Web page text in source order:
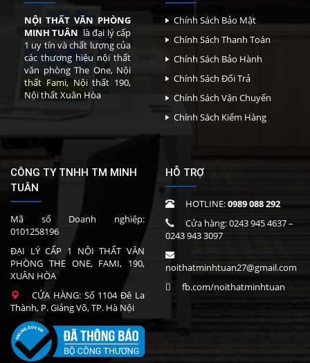
NỘI THẤT VĂN PHÒNG
MINH TUÂN là đại lý cấp
1 uy tín và chất lượng của
các thương hiệu nội thất
văn phòng The One, Nội
thất Fami, Nội thất 190,
Nội thất Xuân Hòa
Chính Sách Bảo Mật
Chính Sách Thanh Toán
Chính Sách Bảo Hành
Chính Sách Đổi Trả
Chính Sách Vận Chuyển
Chính Sách Kiểm Hàng
CÔNG TY TNHH TM MINH
TUÂN
Mã số Doanh nghiệp:
0101258196
ĐẠI LÝ CẤP 1 NỘI THẤT VĂN
PHÒNG THE ONE, FAMI, 190,
XUÂN HÒA
CỬA HÀNG: Số 1104 Đê La
Thành, P. Giảng Võ, TP. Hà Nội
HỖ TRỢ
HOTLINE:0989 088 292
Cửa hàng:0243 945 4637–
0243 943 3097
noithatminhtuan27@gmail.com
fb.com/noithatminhtuan